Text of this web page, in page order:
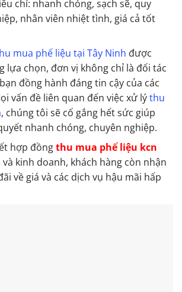
chí: nhanh chóng, sạch sẽ, quy
nhân viên nhiệt tình, giá cả tốt
mua phế liệu tại Tây Ninh được
lựa chọn, đơn vị không chỉ là đối tác
đồng hành đáng tin cậy của các
vấn đề liên quan đến việc xử lýthu
, chúng tôi sẽ cố gắng hết sức giúp
nhanh chóng, chuyên nghiệp.
hợp đồngthu mua phế liệu kcn
và kinh doanh, khách hàng còn nhận
về giá và các dịch vụ hậu mãi hấp